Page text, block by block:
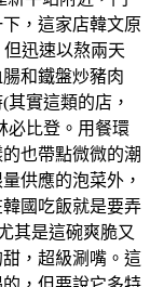
，這家店韓文原
迅速以熬兩天
和鐵盤炒豬肉
實這類的店，
必比登。用餐環
也帶點微微的潮
供應的泡菜外，
國吃飯就是要弄
其是這碗爽脆又
，超級涮嘴。這